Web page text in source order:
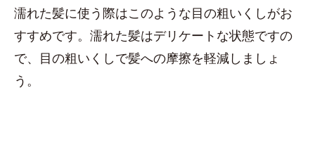
濡れた髪に使う際はこのような目の粗いくしがお
すすめです。濡れた髪はデリケートな状態ですの
で、目の粗いくしで髪への摩擦を軽減しましょ
う。